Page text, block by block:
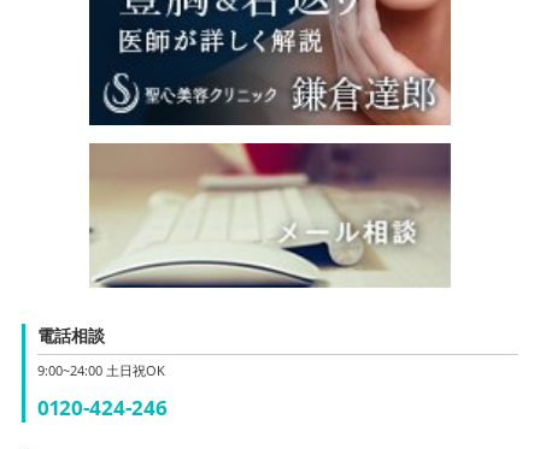
電話相談
9:00~24:00 土日祝OK
0120-424-246